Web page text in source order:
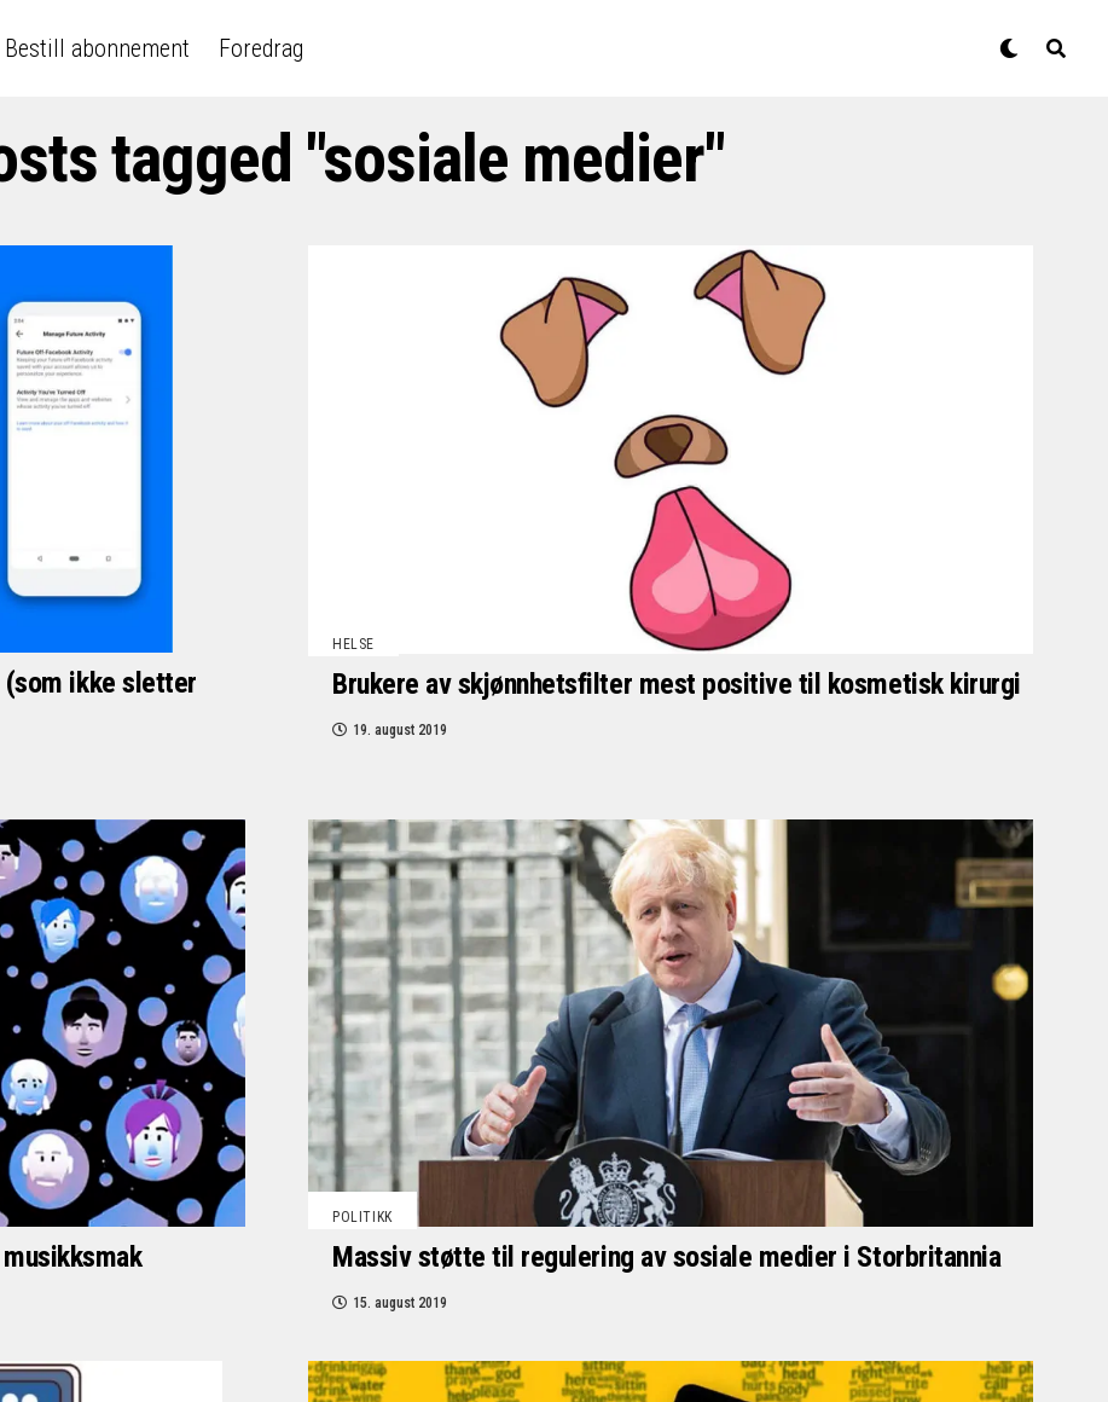
Bestill abonnement Foredrag
tagged "sosiale medier"
(som ikke sletter
HELSE
Brukere av skjønnhetsfilter mest positive til kosmetisk kirurgi
19. august 2019
POLITIKK
Massiv støtte til regulering av sosiale medier i Storbritannia
15. august 2019